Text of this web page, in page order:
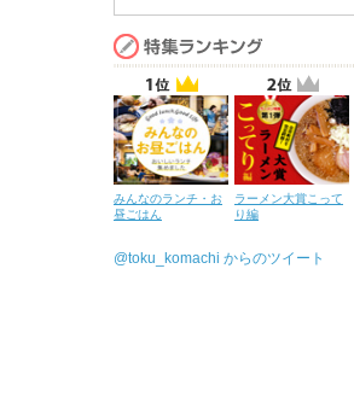
みんなのランチ・お
昼ごはん
ラーメン大賞こって
り編
@toku_komachi からのツイート